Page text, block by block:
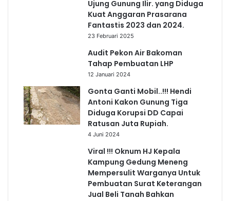
Ujung Gunung Ilir. yang Diduga
Kuat Anggaran Prasarana
Fantastis 2023 dan 2024.
23 Februari 2025
Audit Pekon Air Bakoman
Tahap Pembuatan LHP
12 Januari 2024
Gonta Ganti Mobil..!!! Hendi
Antoni Kakon Gunung Tiga
Diduga Korupsi DD Capai
Ratusan Juta Rupiah.
4 Juni 2024
Viral !!! Oknum HJ Kepala
Kampung Gedung Meneng
Mempersulit Warganya Untuk
Pembuatan Surat Keterangan
Jual Beli Tanah Bahkan